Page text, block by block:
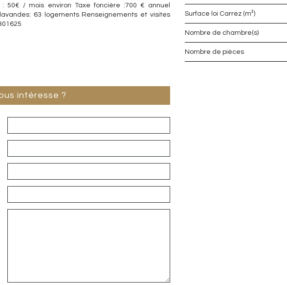
50€ / mois environ Taxe foncière :700 € annuel
63 logements Renseignements et visites
Surface loi Carrez (m²)
Nombre de chambre(s)
Nombre de pièces
intéresse ?